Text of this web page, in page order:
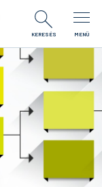
KERESÉS MENÜ